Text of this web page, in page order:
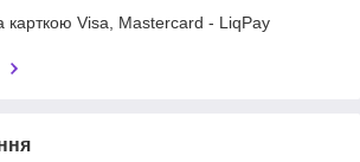
карткою Visa, Mastercard - LiqPay